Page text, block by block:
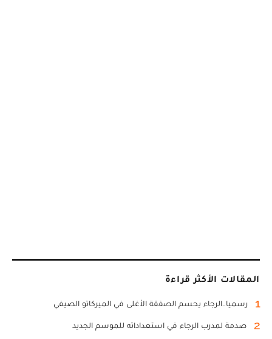
المقالات الأكثر قراءة
1 رسميا..الرجاء يحسم الصفقة الأغلى في الميركاتو الصيفي
2 صدمة لمدرب الرجاء في استعداداته للموسم الجديد